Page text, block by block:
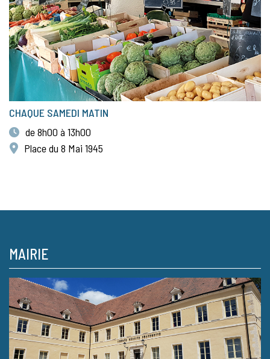
CHAQUE SAMEDI MATIN
de 8h00 à 13h00
Place du 8 Mai 1945
MAIRIE